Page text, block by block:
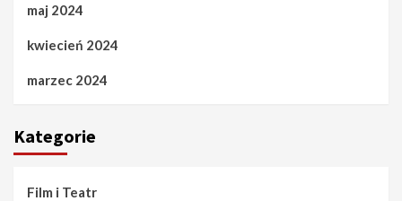
maj 2024
kwiecień 2024
marzec 2024
Kategorie
Film i Teatr